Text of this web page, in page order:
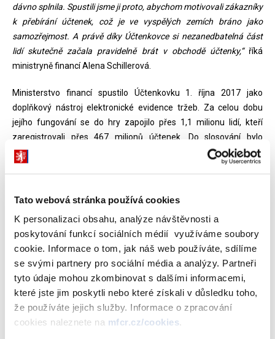
Tato webová stránka používá cookies
K personalizaci obsahu, analýze návštěvnosti a
poskytování funkcí sociálních médií využíváme soubory
cookie. Informace o tom, jak náš web používáte, sdílíme
se svými partnery pro sociální média a analýzy. Partneři
tyto údaje mohou zkombinovat s dalšími informacemi,
které jste jim poskytli nebo které získali v důsledku toho,
že používáte jejich služby. Informace o zpracování
cookies naleznete na mfcr.cz/cookies.
dávno splnila. Spustili jsme ji proto, abychom motivovali zákazníky
k přebírání účtenek, což je ve vyspělých zemích bráno jako
samozřejmost. A právě díky Účtenkovce si nezanedbatelná část
lidí skutečně začala pravidelně brát v obchodě účtenky,“říká
ministryně financí Alena Schillerová.
Ministerstvo financí spustilo Účtenkovku 1. října 2017 jako
doplňkový nástroj elektronické evidence tržeb. Za celou dobu
jejího fungování se do hry zapojilo přes 1,1 milionu lidí, kteří
zaregistrovali přes 467 milionů účtenek. Do slosování bylo
následně zařazeno celkem více než 408 milionů účtenek. Z
hlediska počtu hráčů i registrovaných účtenek se tak jedná o
„Pravidelně se do hry zapojuje 300-400 tisíc lidí, což pohodlně
garantuje naplnění cílů tohoto projektu – tedy, aby významné
části spotřebitelů nebylo lhostejné, zda účtenku dostane či nikoliv.
Motivovaný zákazník si o účtenku, v případě že ji nedostane,
řekne. A to má pozitivní dopad na dodržování zákonné povinnosti
evidovat tržby. Se zavedením Účtenkovky se proto počítalo už od
počátku příprav zákona o evidenci tržeb,“dodává Alena
Schillerová.